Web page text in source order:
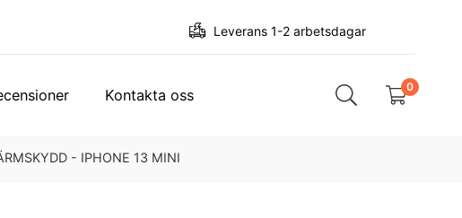
Leverans 1-2 arbetsdagar
Kontakta oss 0
- IPHONE 13 MINI